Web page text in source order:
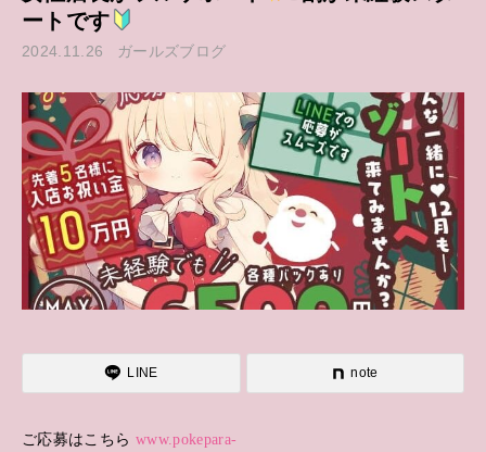
ートです
2024.11.26 ガールズブログ
LINE note
ご応募はこちら www.pokepara-